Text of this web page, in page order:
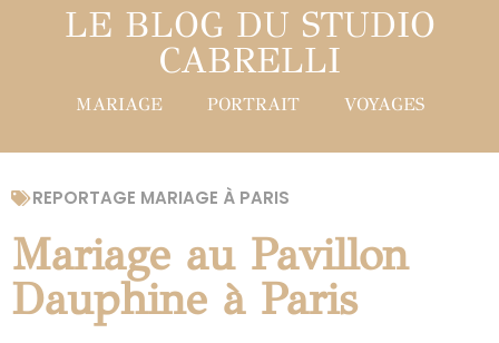
LE BLOG DU STUDIO
CABRELLI
MARIAGE PORTRAIT VOYAGES
REPORTAGE MARIAGE À PARIS
Mariage au Pavillon
Dauphine à Paris